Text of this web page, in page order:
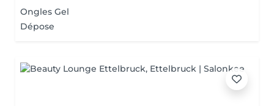
Ongles Gel
Dépose